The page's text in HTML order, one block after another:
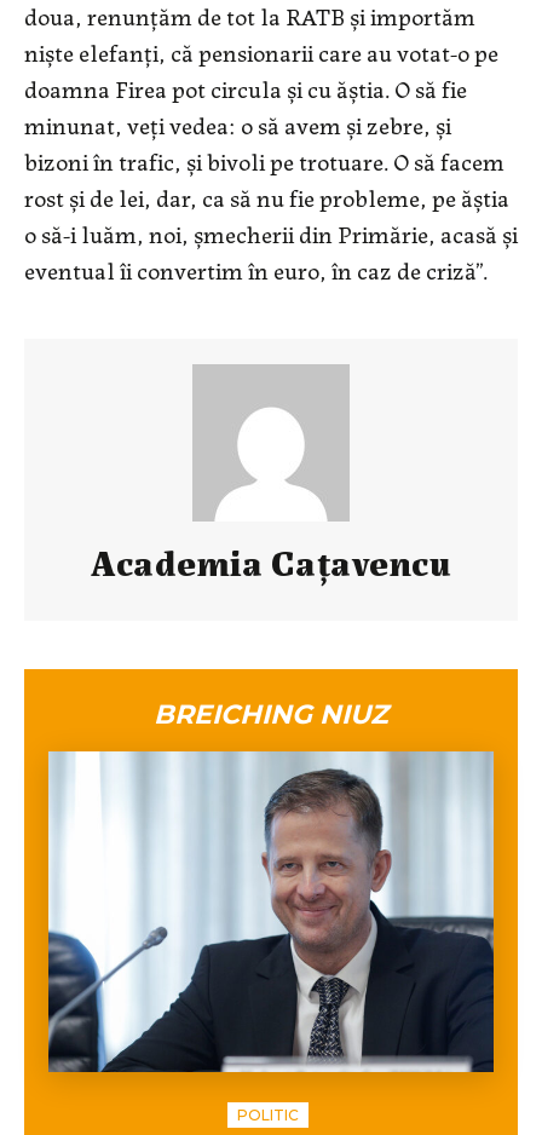
doua, renunțăm de tot la RATB și importăm
niște elefanți, că pensionarii care au votat-o pe
doamna Firea pot circula și cu ăștia. O să fie
minunat, veți vedea: o să avem și zebre, și
bizoni în trafic, și bivoli pe trotuare. O să facem
rost și de lei, dar, ca să nu fie probleme, pe ăștia
o să-i luăm, noi, șmecherii din Primărie, acasă și
eventual îi convertim în euro, în caz de criză”.
Academia Caţavencu
BREICHING NIUZ
POLITIC